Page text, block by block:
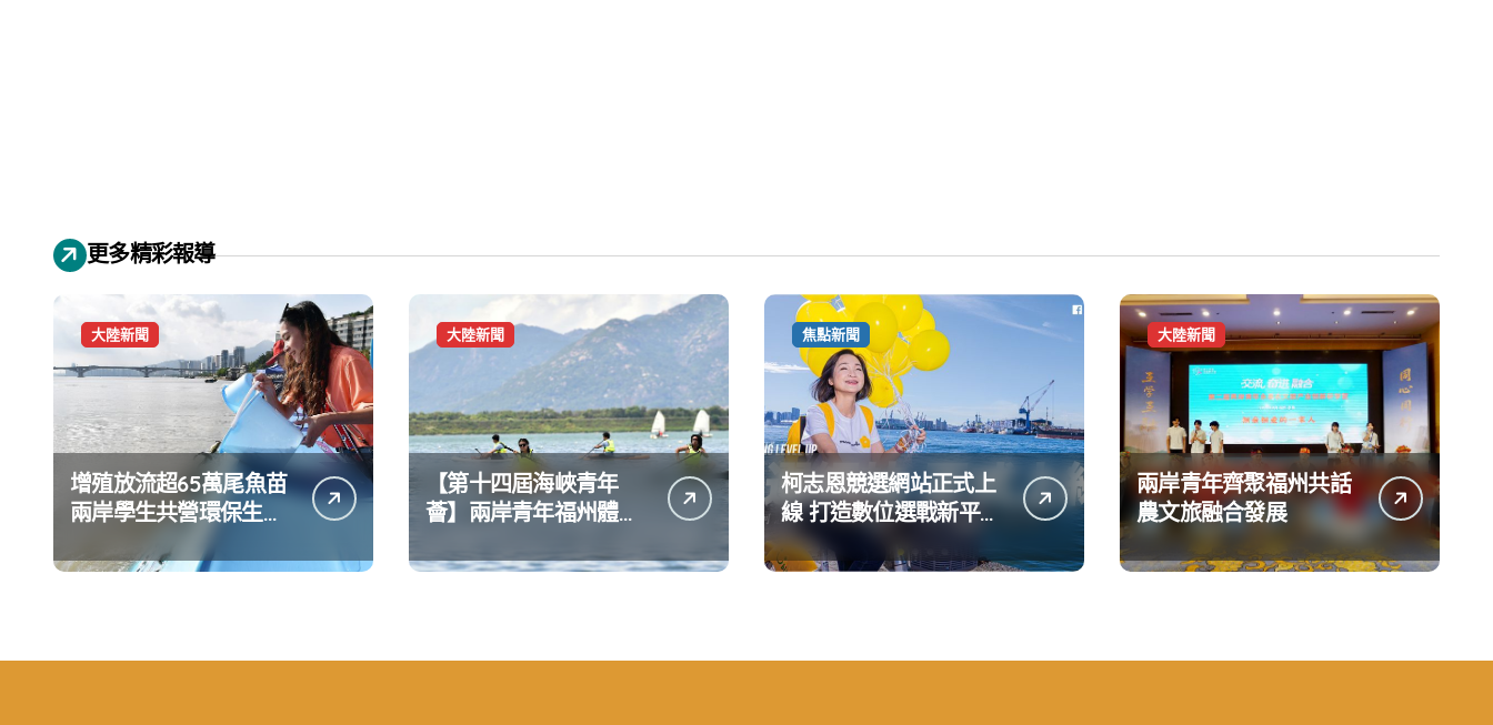
更多精彩報導
大陸新聞
增殖放流超65萬尾魚苗
兩岸學生共營環保生態
大陸新聞
【第十四屆海峽青年
薈】兩岸青年福州體驗
焦點新聞
柯志恩競選網站正式上
線 打造數位選戰新平台
公開五大亮點
大陸新聞
兩岸青年齊聚福州共話
農文旅融合發展